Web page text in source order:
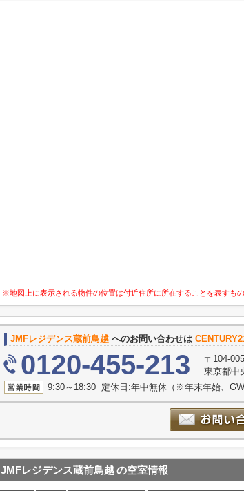
※地図上に表示される物件の位置は付近住所に所在することを表すも
JMFレジデンス蔵前鳥越 へのお問い合わせは
0120-455-213
〒104-
東京都中
9:30～18:30 定休日:年中無休（※年末年始、GW
JMFレジデンス蔵前鳥越の空室情報